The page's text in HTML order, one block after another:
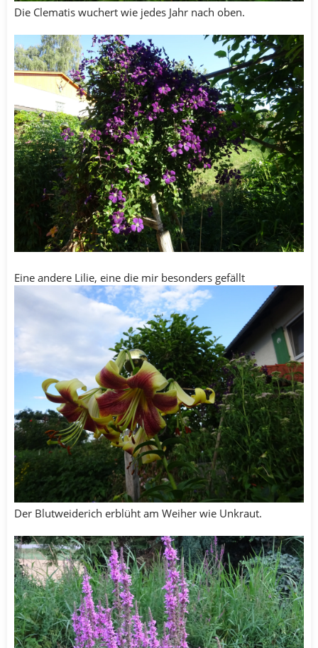
Die Clematis wuchert wie jedes Jahr nach oben.
Eine andere Lilie, eine die mir besonders gefällt
Der Blutweiderich erblüht am Weiher wie Unkraut.